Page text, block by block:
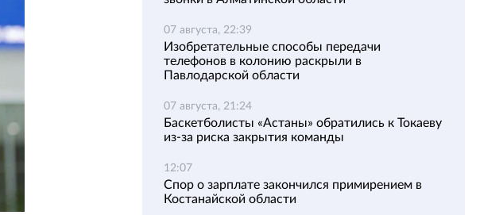
07 августа, 22:39
Изобретательные способы передачи
телефонов в колонию раскрыли в
Павлодарской области
07 августа, 21:24
Баскетболисты «Астаны» обратились к Токаеву
из-за риска закрытия команды
12:07
Спор о зарплате закончился примирением в
Костанайской области